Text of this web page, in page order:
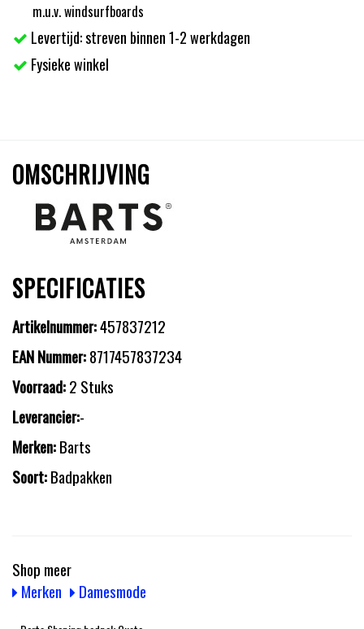
m.u.v. windsurfboards
Levertijd: streven binnen 1-2 werkdagen
Fysieke winkel
OMSCHRIJVING
SPECIFICATIES
Artikelnummer:457837212
EAN Nummer:8717457837234
Voorraad:2 Stuks
Leverancier:-
Merken:Barts
Soort:Badpakken
Shop meer
Merken
Damesmode